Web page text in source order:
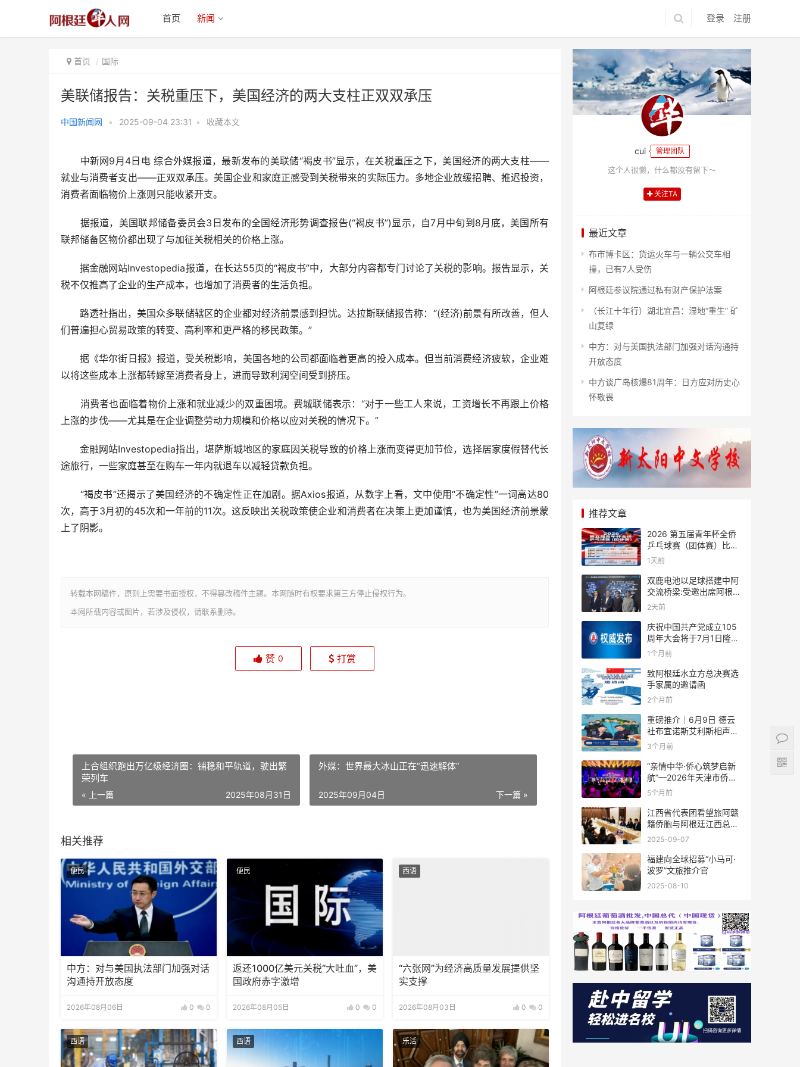
登录 注册
首页 新闻
首页 国际
美联储报告：关税重压下，美国经济的两大支柱正双双承压
中国新闻网 • 2025-09-04 23:31 • 收藏本文
中新网9月4日电 综合外媒报道，最新发布的美联储“褐皮书”显示，在关税重压之下，美国经济的两大支柱——
就业与消费者支出——正双双承压。美国企业和家庭正感受到关税带来的实际压力。多地企业放缓招聘、推迟投资，
消费者面临物价上涨则只能收紧开支。
据报道，美国联邦储备委员会3日发布的全国经济形势调查报告(“褐皮书”)显示，自7月中旬到8月底，美国所有
联邦储备区物价都出现了与加征关税相关的价格上涨。
据金融网站Investopedia报道，在长达55页的“褐皮书”中，大部分内容都专门讨论了关税的影响。报告显示，关
税不仅推高了企业的生产成本，也增加了消费者的生活负担。
路透社指出，美国众多联储辖区的企业都对经济前景感到担忧。达拉斯联储报告称：“(经济)前景有所改善，但人
们普遍担心贸易政策的转变、高利率和更严格的移民政策。”
据《华尔街日报》报道，受关税影响，美国各地的公司都面临着更高的投入成本。但当前消费经济疲软，企业难
以将这些成本上涨都转嫁至消费者身上，进而导致利润空间受到挤压。
消费者也面临着物价上涨和就业减少的双重困境。费城联储表示：“对于一些工人来说，工资增长不再跟上价格
上涨的步伐——尤其是在企业调整劳动力规模和价格以应对关税的情况下。”
金融网站Investopedia指出，堪萨斯城地区的家庭因关税导致的价格上涨而变得更加节俭，选择居家度假替代长
途旅行，一些家庭甚至在购车一年内就退车以减轻贷款负担。
“褐皮书”还揭示了美国经济的不确定性正在加剧。据Axios报道，从数字上看，文中使用“不确定性”一词高达80
次，高于3月初的45次和一年前的11次。这反映出关税政策使企业和消费者在决策上更加谨慎，也为美国经济前景蒙
上了阴影。
转载本网稿件，原则上需要书面授权，不得篡改稿件主题。本网随时有权要求第三方停止侵权行为。
本网所载内容或图片，若涉及侵权，请联系删除。
济的两大支柱正双双承压
赞 0 打赏
上合组织跑出万亿级经济圈：铺稳和平轨道，驶出繁
荣列车
« 上一篇 2025年08月31日
外媒：世界最大冰山正在“迅速解体”
下一篇 »
2025年09月04日
相关推荐
便民
中方：对与美国执法部门加强对话
沟通持开放态度
2026年08月06日 0 0
便民
返还1000亿美元关税“大吐血”，美
国政府赤字激增
2026年08月05日 0 0
西语
“六张网”为经济高质量发展提供坚
实支撑
2026年08月03日 0 0
西语 西语 乐活
cui 管理团队
这个人很懒，什么都没有留下～
关注TA
最近文章
布市博卡区：货运火车与一辆公交车相
撞，已有7人受伤
阿根廷参议院通过私有财产保护法案
（长江十年行）湖北宜昌：湿地“重生” 矿
山复绿
中方：对与美国执法部门加强对话沟通持
开放态度
中方谈广岛核爆81周年：日方应对历史心
怀敬畏
推荐文章
2026 第五届青年杯全侨
乒乓球赛（团体赛）比赛
规则
1天前
双鹿电池以足球搭建中阿
交流桥梁:受邀出席阿根廷
足协赞助商招待会！
2天前
庆祝中国共产党成立105
周年大会将于7月1日隆重
举行
1个月前
致阿根廷水立方总决赛选
手家属的邀请函
2个月前
重磅推介｜6月9日 德云
社布宜诺斯艾利斯相声专
场！国风曲艺邂逅南美风
结！
3个月前
“亲情中华·侨心筑梦启新
航”—2026年天津市侨界
新春联谊活动成功举办
5个月前
江西省代表团看望旅阿赣
籍侨胞与阿根廷江西总商
会座谈
2025-09-07
福建向全球招募“小马可·
波罗”文旅推介官
2025-08-10